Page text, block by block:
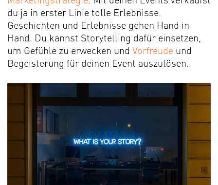
du ja in erster Linie tolle Erlebnisse.
Geschichten und Erlebnisse gehen Hand in
Hand. Du kannst Storytelling dafür einsetzen,
um Gefühle zu erwecken und Vorfreude und
Begeisterung für deinen Event auszulösen.